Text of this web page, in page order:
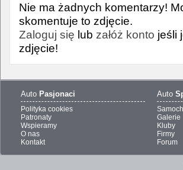
Nie ma żadnych komentarzy!
skomentuje to zdjęcie.
Zaloguj się lub załóż konto jeśli
zdjęcie!
Auto Pasjonaci
Polityka cookies
Patronaty
Wspieramy
O nas
Kontakt
Auto
Galerie
Kluby
Firmy
Forum